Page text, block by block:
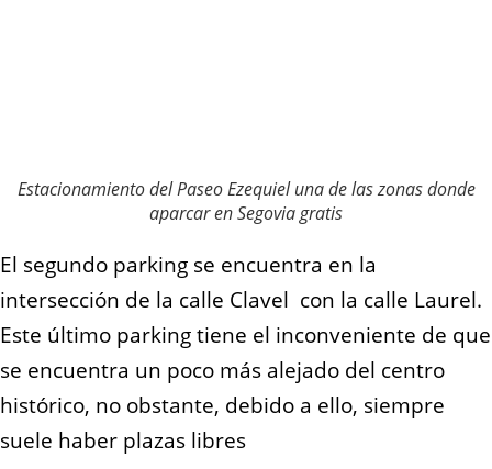
Estacionamiento del Paseo Ezequiel una de las zonas donde
aparcar en Segovia gratis
El segundo parking se encuentra en la
intersección de la calle Clavel con la calle Laurel.
Este último parking tiene el inconveniente de que
se encuentra un poco más alejado del centro
histórico, no obstante, debido a ello, siempre
suele haber plazas libres